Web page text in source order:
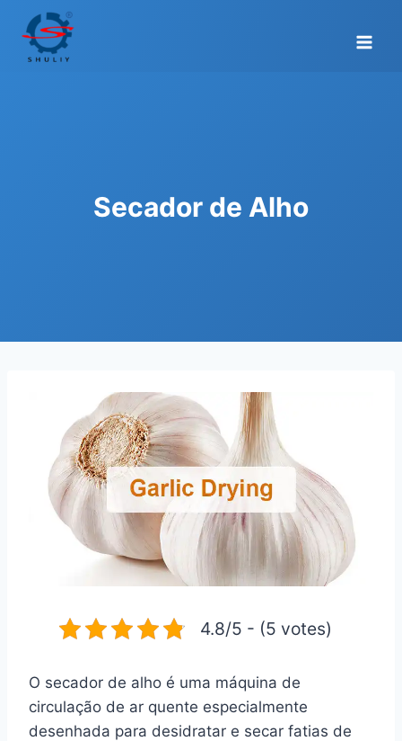
content
Secador de Alho
4.8/5 - (5 votes)
O secador de alho é uma máquina de
circulação de ar quente especialmente
desenhada para desidratar e secar fatias de